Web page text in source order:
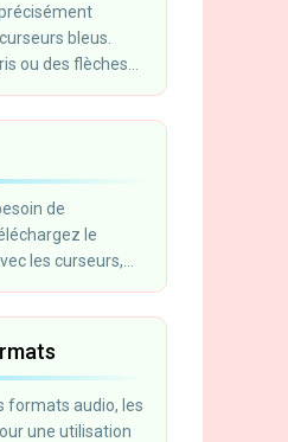
bleus.
ou des flèches
de
le
les curseurs,
formats audio, les
une utilisation